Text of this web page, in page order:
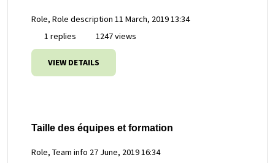
Role, Role description 11 March, 2019 13:34
1 replies
1247 views
VIEW DETAILS
Taille des équipes et formation
Role, Team info 27 June, 2019 16:34